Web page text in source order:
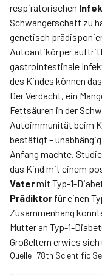
respiratorischen
Schwangerschaft zu
genetisch
Autoantikörper
gastrointestinale
des Kindes können
Der Verdacht, ein
Fettsäuren in der
Autoimmunität beim
bestätigt –
Anfang machte.
das Kind mit einem
Vatermit Typ-1-
Prädiktor für einen
Zusammenhang
Mutter an Typ-1-
Großeltern erwies
Quelle: 78th Scientific